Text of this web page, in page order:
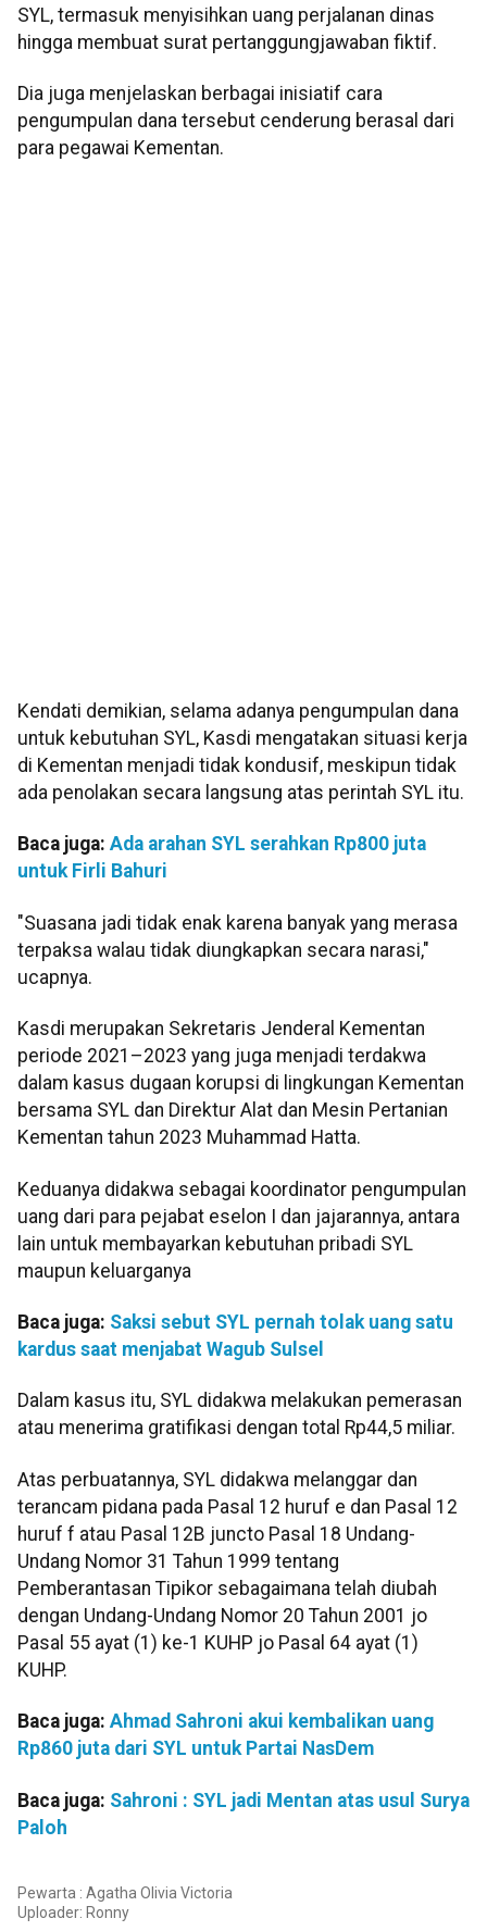
SYL, termasuk menyisihkan uang perjalanan dinas
hingga membuat surat pertanggungjawaban fiktif.
Dia juga menjelaskan berbagai inisiatif cara
pengumpulan dana tersebut cenderung berasal dari
para pegawai Kementan.
Kendati demikian, selama adanya pengumpulan dana
untuk kebutuhan SYL, Kasdi mengatakan situasi kerja
di Kementan menjadi tidak kondusif, meskipun tidak
ada penolakan secara langsung atas perintah SYL itu.
Baca juga: Ada arahan SYL serahkan Rp800 juta
untuk Firli Bahuri
"Suasana jadi tidak enak karena banyak yang merasa
terpaksa walau tidak diungkapkan secara narasi,"
ucapnya.
Kasdi merupakan Sekretaris Jenderal Kementan
periode 2021–2023 yang juga menjadi terdakwa
dalam kasus dugaan korupsi di lingkungan Kementan
bersama SYL dan Direktur Alat dan Mesin Pertanian
Kementan tahun 2023 Muhammad Hatta.
Keduanya didakwa sebagai koordinator pengumpulan
uang dari para pejabat eselon I dan jajarannya, antara
lain untuk membayarkan kebutuhan pribadi SYL
maupun keluarganya
Baca juga: Saksi sebut SYL pernah tolak uang satu
kardus saat menjabat Wagub Sulsel
Dalam kasus itu, SYL didakwa melakukan pemerasan
atau menerima gratifikasi dengan total Rp44,5 miliar.
Atas perbuatannya, SYL didakwa melanggar dan
terancam pidana pada Pasal 12 huruf e dan Pasal 12
huruf f atau Pasal 12B juncto Pasal 18 Undang-
Undang Nomor 31 Tahun 1999 tentang
Pemberantasan Tipikor sebagaimana telah diubah
dengan Undang-Undang Nomor 20 Tahun 2001 jo
Pasal 55 ayat (1) ke-1 KUHP jo Pasal 64 ayat (1)
KUHP.
Baca juga: Ahmad Sahroni akui kembalikan uang
Rp860 juta dari SYL untuk Partai NasDem
Baca juga: Sahroni : SYL jadi Mentan atas usul Surya
Paloh
Pewarta : Agatha Olivia Victoria
Uploader: Ronny